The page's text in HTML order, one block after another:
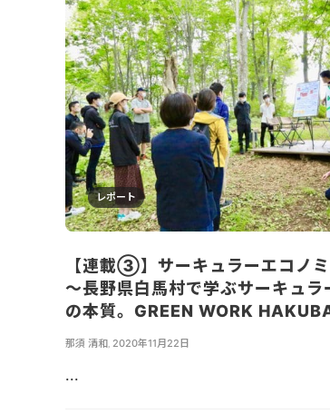
レポート
【連載③】サーキュラーエコノ
〜長野県白馬村で学ぶサーキュラ
の本質。GREEN WORK
那須 清和 2020年11月22日
...